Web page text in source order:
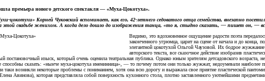
премьера нового детского спектакля — «Муха-Цокотуха».
цокотухи» Корней Чуковский вспоминает, как его, 42-летнего седоватого отца семейства, внезапно
этой свадьбе женихом. А когда дело дошло до изображения танца, «то я, стыдно сказать, — пишет он, —
Видимо, это вдохновенное ощущение радости поэта
законченного угрюмца, царит на сцене от начала и до
элегантной цокотухой Ольгой Чаузовой. Их бодрое
авторского текста, все сказочное действие изобразив
постановочный изыск, который очень оценила театральная публика. Однако юным зрителям детсадовского
способны сказать: «нынче муха-цокотуха именинница», — то почему потом они только жужжат, недоумевали наиболее
таки возникли некоторые проблемы с пониманием, хотя она всю дорогу и выражала свое приятие пластической
Авинова), которая представляла собой поверхность кухонного стола, плотно заставленного уютнейшими